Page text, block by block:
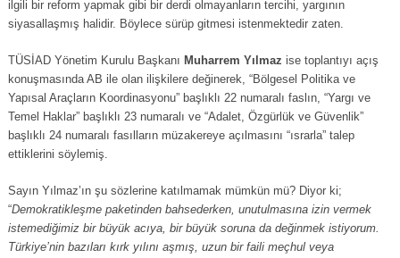
ilgili bir reform yapmak gibi bir derdi olmayanların tercihi, yargının
siyasallaşmış halidir. Böylece sürüp gitmesi istenmektedir zaten.
TÜSİAD Yönetim Kurulu Başkanı Muharrem Yılmaz ise toplantıyı açış
konuşmasında AB ile olan ilişkilere değinerek, “Bölgesel Politika ve
Yapısal Araçların Koordinasyonu” başlıklı 22 numaralı faslın, “Yargı ve
Temel Haklar” başlıklı 23 numaralı ve “Adalet, Özgürlük ve Güvenlik”
başlıklı 24 numaralı fasılların müzakereye açılmasını “ısrarla” talep
ettiklerini söylemiş.
Sayın Yılmaz’ın şu sözlerine katılmamak mümkün mü? Diyor ki;
“Demokratikleşme paketinden bahsederken, unutulmasına izin vermek
istemediğimiz bir büyük acıya, bir büyük soruna da değinmek istiyorum.
Türkiye’nin bazıları kırk yılını aşmış, uzun bir faili meçhul veya